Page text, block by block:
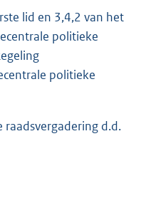
lid en 3,4,2 van het
politieke
politieke
d.d.